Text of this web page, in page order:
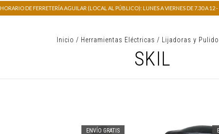
HORARIO DE FERRETERÍA AGUILAR (LOCAL AL PÚBLICO): LUNES A VIERNES DE 7.30 A 12
Inicio / Herramientas Eléctricas / Lijadoras y
SKIL
ENVÍO GRATIS